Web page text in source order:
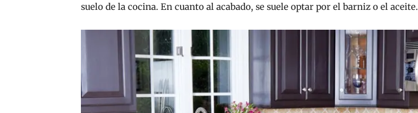
suelo de la cocina. En cuanto al acabado, se suele optar por el barniz o el aceite.